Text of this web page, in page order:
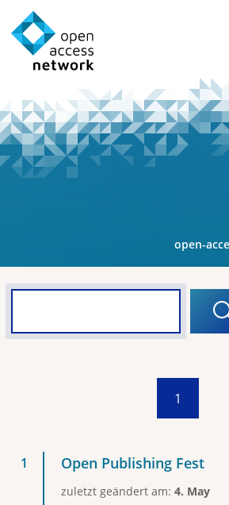
open-
1
Open Publishing Fest
zuletzt geändert am: 4. May